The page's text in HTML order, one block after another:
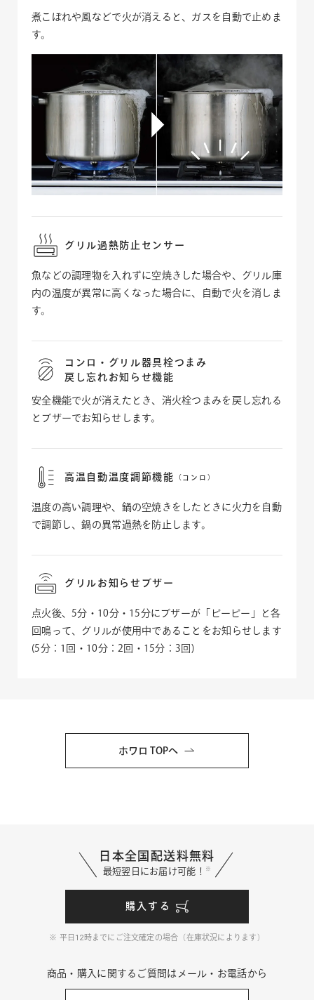
煮こぼれや風などで火が消えると、ガスを自動で止めま
す。
グリル過熱防止センサー
魚などの調理物を入れずに空焼きした場合や、グリル庫
内の温度が異常に高くなった場合に、自動で火を消しま
す。
コンロ・グリル器具栓つまみ
戻し忘れお知らせ機能
安全機能で火が消えたとき、消火栓つまみを戻し忘れる
とブザーでお知らせします。
高温自動温度調節機能 （コンロ）
温度の高い調理や、鍋の空焼きをしたときに火力を自動
で調節し、鍋の異常過熱を防止します。
グリルお知らせブザー
点火後、5分・10分・15分にブザーが「ピーピー」と各
回鳴って、グリルが使用中であることをお知らせします
(5分：1回・10分：2回・15分：3回)
ホワロ TOPへ
日本全国配送料無料
最短翌日にお届け可能！ ※
購入する
平日 12時までにご注文確定の場合（在庫状況によります）
商品・購入に関するご質問はメール・お電話から